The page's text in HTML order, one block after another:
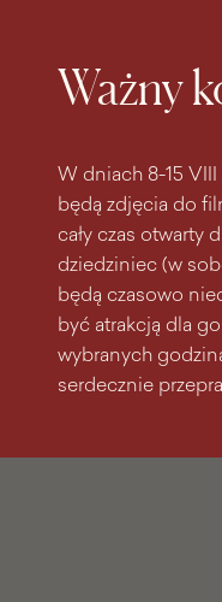
Ważny
W dniach 8-15
będą zdjęcia do
cały czas otwarty
dziedziniec (w
będą czasowo
być atrakcją dla
wybranych
serdecznie